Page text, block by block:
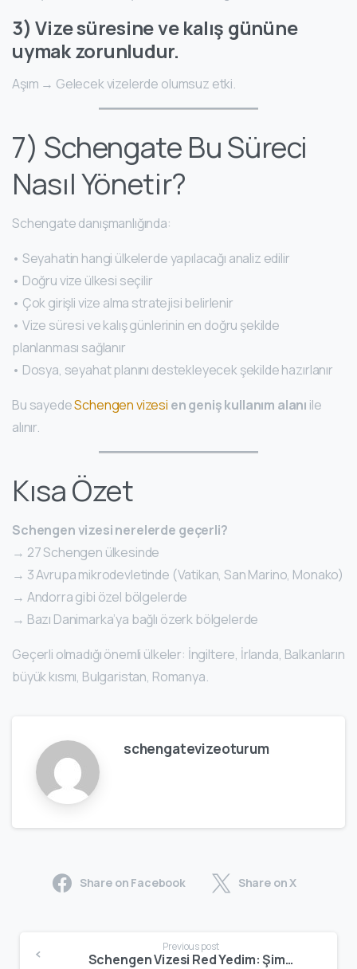
3) Vize süresine ve kalış gününe
uymak zorunludur.
Aşım → Gelecek vizelerde olumsuz etki.
7) Schengate Bu Süreci
Nasıl Yönetir?
Schengate danışmanlığında:
• Seyahatin hangi ülkelerde yapılacağı analiz edilir
• Doğru vize ülkesi seçilir
• Çok girişli vize alma stratejisi belirlenir
• Vize süresi ve kalış günlerinin en doğru şekilde
planlanması sağlanır
• Dosya, seyahat planını destekleyecek şekilde hazırlanır
Bu sayedeSchengen vizesi en geniş kullanım alanı ile
alınır.
Kısa Özet
Schengen vizesi nerelerde geçerli?
→ 27 Schengen ülkesinde
→ 3 Avrupa mikrodevletinde (Vatikan, San Marino, Monako)
→ Andorra gibi özel bölgelerde
→ Bazı Danimarka’ya bağlı özerk bölgelerde
Geçerli olmadığı önemli ülkeler: İngiltere, İrlanda, Balkanların
büyük kısmı, Bulgaristan, Romanya.
schengatevizeoturum
Share on Facebook Share on X
Previous post
Schengen Vizesi Red Yedim: Şimdi Ne Yapmalıyım? Red Sonrası Yol Haritası, Dosya Güçlendirme Teknikleri ve Başarılı Yeniden Başvuru Stratejisi